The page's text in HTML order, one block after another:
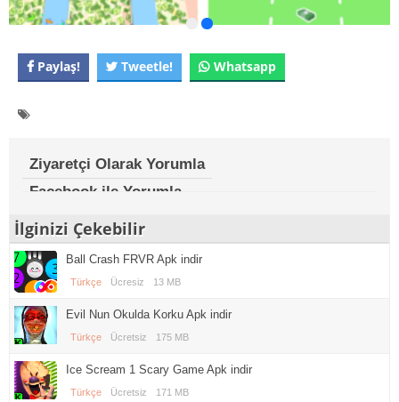
Paylaş! Tweetle! Whatsapp
Ziyaretçi Olarak Yorumla
Facebook ile Yorumla
İlginizi Çekebilir
Ball Crash FRVR Apk indir
Türkçe Ücresiz 13 MB
Evil Nun Okulda Korku Apk indir
Türkçe Ücretsiz 175 MB
Ice Scream 1 Scary Game Apk indir
Türkçe Ücretsiz 171 MB